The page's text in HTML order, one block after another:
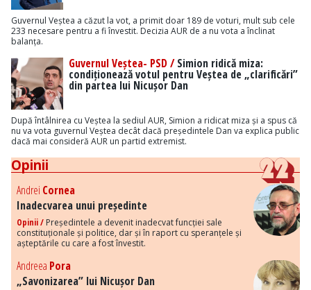
Guvernul Veștea a căzut la vot, a primit doar 189 de voturi, mult sub cele
233 necesare pentru a fi învestit. Decizia AUR de a nu vota a înclinat
balanța.
Guvernul Veștea- PSD /Simion ridică miza:
condiționează votul pentru Veștea de „clarificări”
din partea lui Nicușor Dan
După întâlnirea cu Veștea la sediul AUR, Simion a ridicat miza și a spus că
nu va vota guvernul Veștea decât dacă președintele Dan va explica public
dacă mai consideră AUR un partid extremist.
Opinii
Andrei Cornea
Inadecvarea unui președinte
Opinii / Președintele a devenit inadecvat funcției sale
constituționale și politice, dar și în raport cu speranțele și
așteptările cu care a fost învestit.
Andreea Pora
„Savonizarea” lui Nicușor Dan